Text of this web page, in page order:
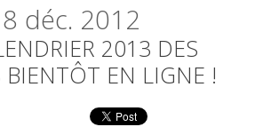
déc. 2012
2013 DES
BIENTÔT EN LIGNE !